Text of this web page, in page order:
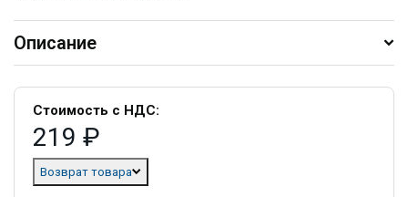
Описание
Стоимость с НДС:
219 ₽
Возврат товара